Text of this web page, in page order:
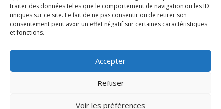
traiter des données telles que le comportement de navigation ou les ID
uniques sur ce site. Le fait de ne pas consentir ou de retirer son
consentement peut avoir un effet négatif sur certaines caractéristiques
et fonctions.
Accepter
Refuser
Voir les préférences
concerts, de films,
séries ou des billets
d'humeur :
net